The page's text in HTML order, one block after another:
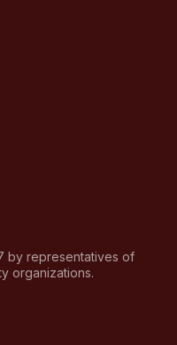
by representatives of
organizations.